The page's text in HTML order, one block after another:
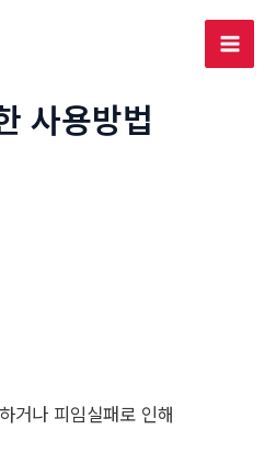
Main
사용방법
거나 피임실패로 인해